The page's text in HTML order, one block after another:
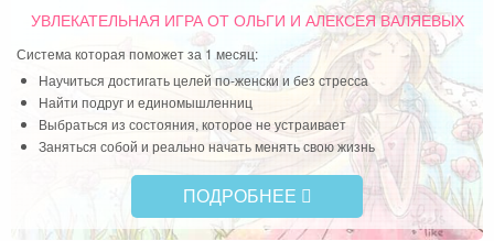
УВЛЕКАТЕЛЬНАЯ ИГРАОТ ОЛЬГИ И АЛЕКСЕЯ ВАЛЯЕВЫХ
Система которая поможет за 1 месяц:
Научиться достигать целей по-женски и без стресса
Найти подруг и единомышленниц
Выбраться из состояния, которое не устраивает
Заняться собой и реально начать менять свою жизнь
ПОДРОБНЕЕ